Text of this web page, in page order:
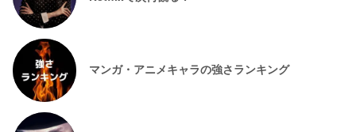
マンガ・アニメキャラの強さランキング